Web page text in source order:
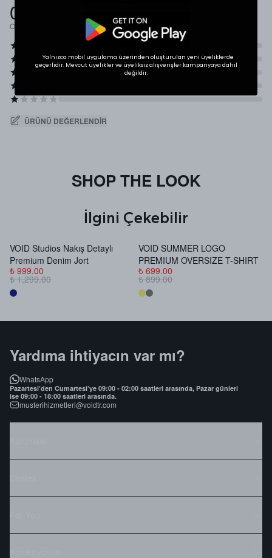
0.0
Ortalama Puan
ÜRÜNÜ DEĞERLENDIR
SHOP THE LOOK
İlgini Çekebilir
VOID Studios Nakış Detaylı
Premium Denim Jort
₺ 999.00
₺ 1,299.00
VOID SUMMER LOGO
PREMIUM OVERSIZE T-SHIRT
₺ 699.00
₺ 899.00
Yardıma ihtiyacın var mı?
WhatsApp
Pazartesi’den Cumartesi’ye 09:00 - 02:00 saatleri arasında, Pazar günleri
ise 09:00 - 18:00 saatleri arasında.
musterihizmetleri@voidtr.com
Yalnızca mobil uygulama üzerinden oluşturulan yeni üyeliklerde
geçerlidir. Mevcut üyelikler ve üyeliksiz alışverişler kampanyaya dahil
değildir.